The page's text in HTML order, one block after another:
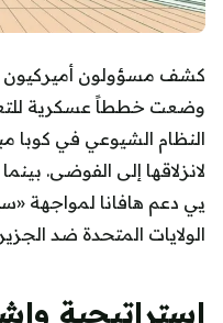
كشف مسؤولون أميركيون
وضعت خططاً عسكرية
النظام الشيوعي في كوبا
لانزلاقها إلى الفوضى.
يي دعم هافانا لمواجهة
الولايات المتحدة ضد
استراتيجية